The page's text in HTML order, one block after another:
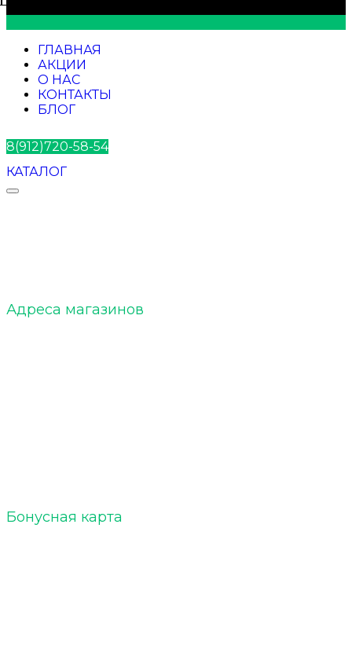
ГЛАВНАЯ
АКЦИИ
О НАС
КОНТАКТЫ
БЛОГ
8(912)720-58-54
КАТАЛОГ
Адреса магазинов
Бонусная карта